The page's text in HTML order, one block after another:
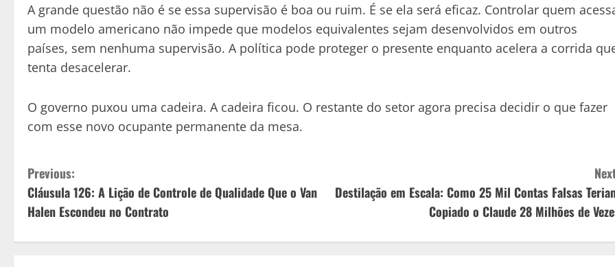
A grande questão não é se essa supervisão é boa ou ruim. É se ela será eficaz. Controlar quem
um modelo americano não impede que modelos equivalentes sejam desenvolvidos em outros
países, sem nenhuma supervisão. A política pode proteger o presente enquanto acelera a corrida
tenta desacelerar.
O governo puxou uma cadeira. A cadeira ficou. O restante do setor agora precisa decidir o que fazer
com esse novo ocupante permanente da mesa.
C
o
n
Previous:
Cláusula 126: A Lição de Controle de Qualidade Que o Van
Halen Escondeu no Contrato
Destilação em Escala: Como 25 Mil Contas Falsas
Copiado o Claude 28 Milhões de